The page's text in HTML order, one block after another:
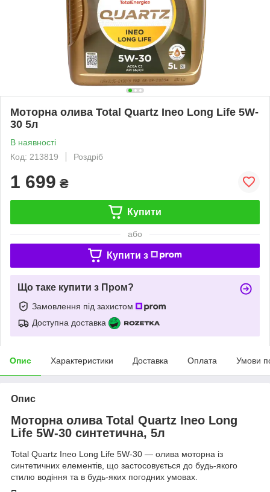
Моторна олива Total Quartz Ineo Long Life 5W-
30 5л
В наявності
Код: 213819
Роздріб
1 699 ₴
Купити
або
Купити з
Що таке купити з Пром?
Замовлення під захистом
Доступна доставка
Опис Характеристики Доставка Оплата Умови
Опис
Моторна олива Total Quartz Ineo Long
Life 5W-30 синтетична, 5л
Total Quartz Ineo Long Life 5W-30 — олива моторна із
синтетичних елементів, що застосовується до будь-якого
стилю водіння та в будь-яких погодних умовах.